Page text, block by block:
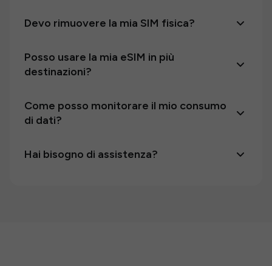
Devo rimuovere la mia SIM fisica?
Posso usare la mia eSIM in più
destinazioni?
Come posso monitorare il mio consumo
di dati?
Hai bisogno di assistenza?